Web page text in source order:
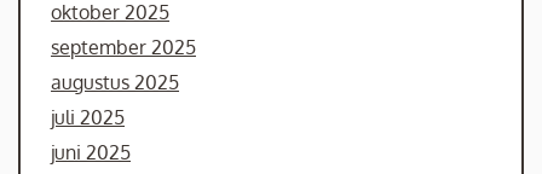
oktober 2025
september 2025
augustus 2025
juli 2025
juni 2025